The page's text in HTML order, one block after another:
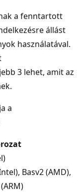
a fenntartott
állást
használatával.
3 lehet, amit az
a
Basv2 (AMD),